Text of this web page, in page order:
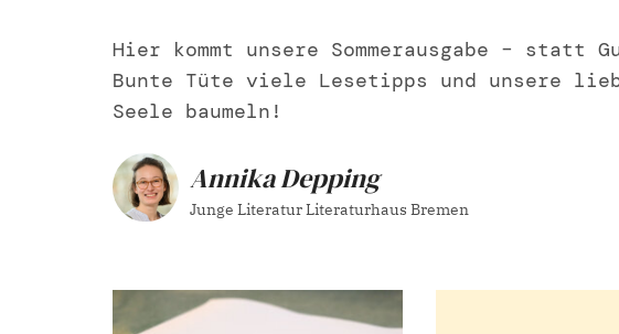
Hier kommt unsere Sommerausgabe – statt
Bunte Tüte viele Lesetipps und unsere
Seele baumeln!
Annika Depping
Junge Literatur Literaturhaus Bremen